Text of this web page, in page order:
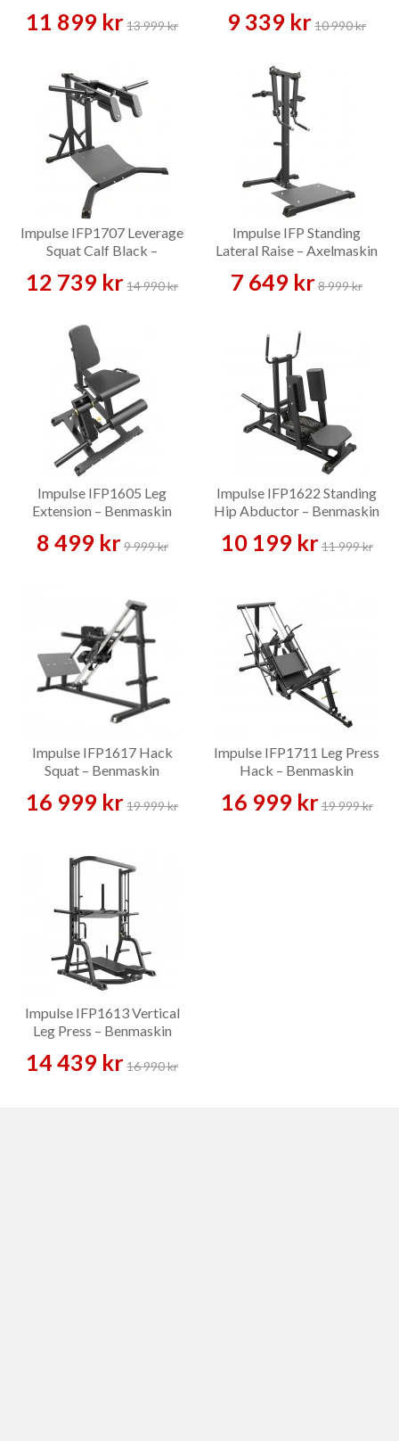
11 899 kr 13 999 kr 9 339 kr10 990 kr
Impulse IFP1707 Leverage
Squat Calf Black –
12 739 kr 14 990 kr
Impulse IFP Standing
Lateral Raise – Axelmaskin
7 649 kr8 999 kr
Impulse IFP1605 Leg
Extension – Benmaskin
8 499 kr9 999 kr
Impulse IFP1622 Standing
Hip Abductor – Benmaskin
10 199 kr11 999 kr
Impulse IFP1617 Hack
Squat – Benmaskin
16 999 kr 19 999 kr
Impulse IFP1711 Leg Press
Hack – Benmaskin
16 999 kr19 999 kr
Impulse IFP1613 Vertical
Leg Press – Benmaskin
14 439 kr 16 990 kr